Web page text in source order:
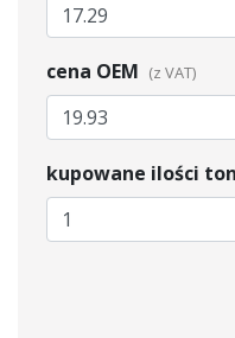
cena OEM
kupowane ilości